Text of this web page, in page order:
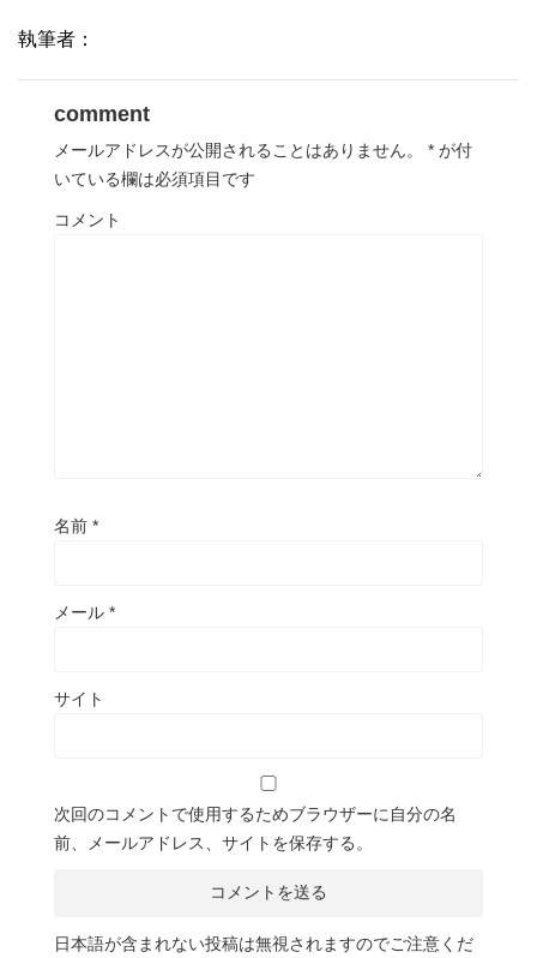
執筆者：
comment
メールアドレスが公開されることはありません。 * が付
いている欄は必須項目です
コメント
名前 *
メール *
サイト
次回のコメントで使用するためブラウザーに自分の名
前、メールアドレス、サイトを保存する。
日本語が含まれない投稿は無視されますのでご注意くだ